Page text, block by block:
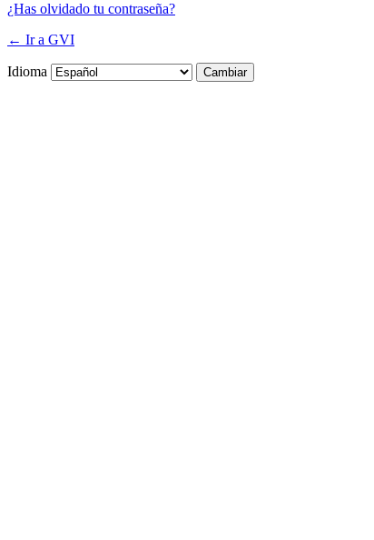
¿Has olvidado tu contraseña?
← Ir a GVI
Idioma